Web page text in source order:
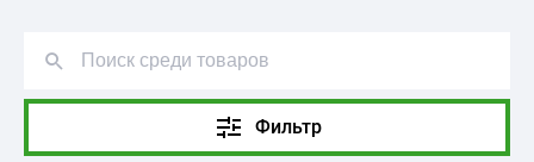
Фильтр